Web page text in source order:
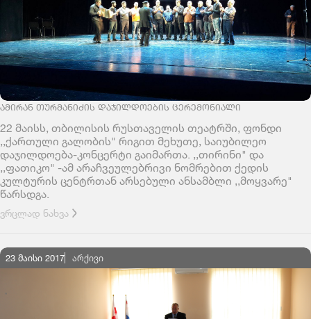
ᲐᲛᲘᲠᲐᲜ ᲗᲣᲠᲛᲐᲜᲘᲫᲘᲡ ᲓᲐᲯᲘᲚᲓᲝᲔᲑᲘᲡ ᲪᲔᲠᲔᲛᲝᲜᲘᲐᲚᲘ
22 მაისს, თბილისის რუსთაველის თეატრში, ფონდი
,,ქართული გალობის" რიგით მეხუთე, საიუბილეო
დაჯილდოება-კონცერტი გაიმართა. ,,თირინი" და
,,ფათიკო" -ამ არაჩვეულებრივი ნომრებით ქედის
კულტურის ცენტრთან არსებული ანსამბლი ,,მოყვარე"
წარსდგა.
ვრცლად ნახვა
23 მაისი 2017 ᲐᲠᲥᲘᲕᲘ